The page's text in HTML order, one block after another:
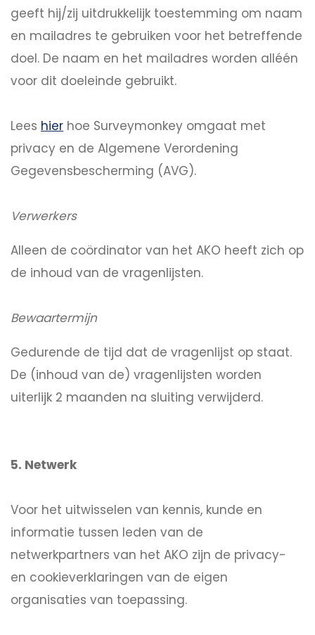
geeft hij/zij uitdrukkelijk toestemming om naam
en mailadres te gebruiken voor het betreffende
doel. De naam en het mailadres worden alléén
voor dit doeleinde gebruikt.
Lees hier hoe Surveymonkey omgaat met
privacy en de Algemene Verordening
Gegevensbescherming (AVG).
Verwerkers
Alleen de coördinator van het AKO heeft zich op
de inhoud van de vragenlijsten.
Bewaartermijn
Gedurende de tijd dat de vragenlijst op staat.
De (inhoud van de) vragenlijsten worden
uiterlijk 2 maanden na sluiting verwijderd.
5. Netwerk
Voor het uitwisselen van kennis, kunde en
informatie tussen leden van de
netwerkpartners van het AKO zijn de privacy-
en cookieverklaringen van de eigen
organisaties van toepassing.